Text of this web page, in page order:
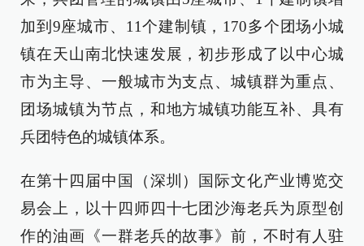
加到9座城市、11个建制镇，170多个团场小城
镇在天山南北快速发展，初步形成了以中心城
市为主导、一般城市为支点、城镇群为重点、
团场城镇为节点，和地方城镇功能互补、具有
兵团特色的城镇体系。
在第十四届中国（深圳）国际文化产业博览交
易会上，以十四师四十七团沙海老兵为原型创
作的油画《一群老兵的故事》前，不时有人驻